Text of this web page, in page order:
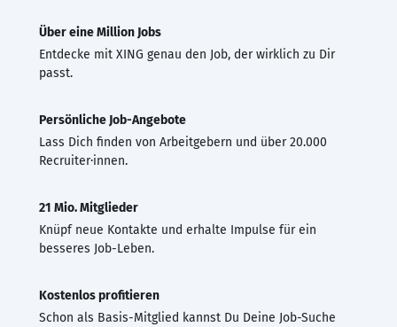
Über eine Million Jobs
Entdecke mit XING genau den Job, der wirklich zu Dir
passt.
Persönliche Job-Angebote
Lass Dich finden von Arbeitgebern und über 20.000
Recruiter·innen.
21 Mio. Mitglieder
Knüpf neue Kontakte und erhalte Impulse für ein
besseres Job-Leben.
Kostenlos profitieren
Schon als Basis-Mitglied kannst Du Deine Job-Suche